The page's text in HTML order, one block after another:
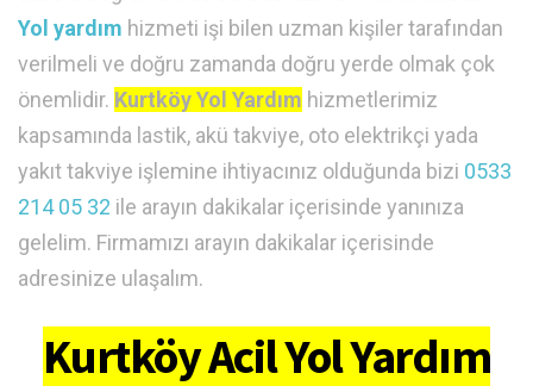
Yol yardım hizmeti işi bilen uzman kişiler tarafından
verilmeli ve doğru zamanda doğru yerde olmak çok
önemlidir. Kurtköy Yol Yardım hizmetlerimiz
kapsamında lastik, akü takviye, oto elektrikçi yada
yakıt takviye işlemine ihtiyacınız olduğunda bizi 0533
214 05 32 ile arayın dakikalar içerisinde yanınıza
gelelim. Firmamızı arayın dakikalar içerisinde
adresinize ulaşalım.
Kurtköy Acil Yol Yardım